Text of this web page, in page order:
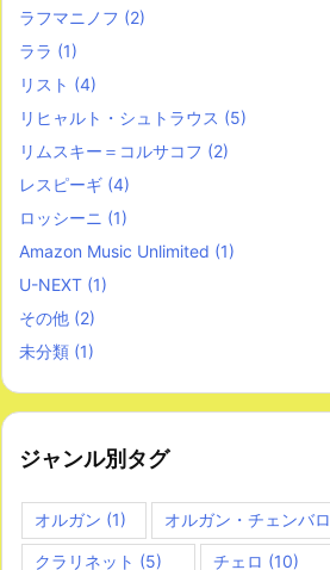
ラフマニノフ (2)
ララ (1)
リスト (4)
リヒャルト・シュトラウス (5)
リムスキー＝コルサコフ (2)
レスピーギ (4)
ロッシーニ (1)
Amazon Music Unlimited (1)
U-NEXT (1)
その他 (2)
未分類 (1)
ジャンル別タグ
オルガン (1) オルガン・チェンバロ
クラリネット (5) チェロ (10)